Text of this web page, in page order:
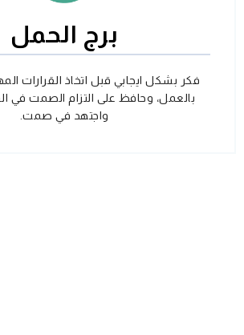
برج الحمل
فكر بشكل ايجابي قبل اتخاذ القرارات
بالعمل، وحافظ على التزام الصمت في
واجتهد في صمت.